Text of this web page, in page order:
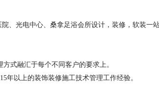
院、光电中心、桑拿足浴会所设计，装修，软装一
式融汇于每个不同客户的要求上。
年以上的装饰装修施工技术管理工作经验。